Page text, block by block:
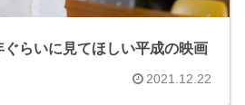
らいに見てほしい平成の映画
2021.12.22